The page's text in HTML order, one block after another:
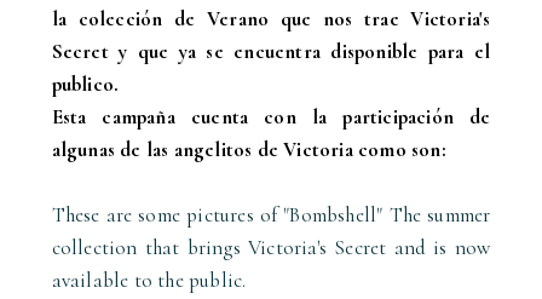
la colección de Verano que nos trae Victoria's
Secret y que ya se encuentra disponible para el
publico.
Esta campaña cuenta con la participación de
algunas de las angelitos de Victoria como son:
These are some pictures of "Bombshell" The summer
collection that brings Victoria's Secret and is now
available to the public.